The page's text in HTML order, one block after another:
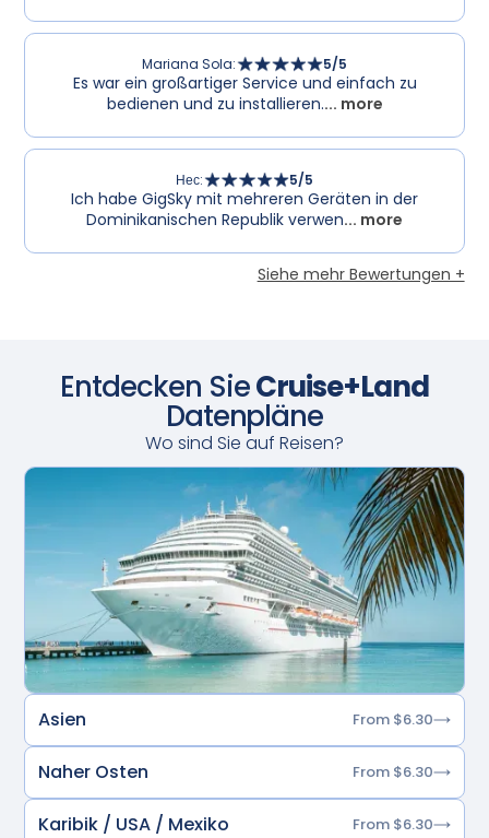
Mariana Sola: 5/5
Es war ein großartiger Service und einfach zu
bedienen und zu installieren.... more
Нес: 5/5
Ich habe GigSky mit mehreren Geräten in der
Dominikanischen Republik verwen... more
Siehe mehr Bewertungen +
Entdecken SieCruise+Land
Datenpläne
Wo sind Sie auf Reisen?
Asien From $6.30
Naher Osten From $6.30
Karibik / USA / Mexiko From $6.30